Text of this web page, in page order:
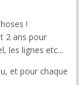
!
2 ans pour
les lignes etc...
et pour chaque